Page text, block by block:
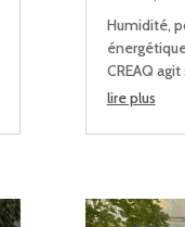
Humidité,
CREAQ
lire plus